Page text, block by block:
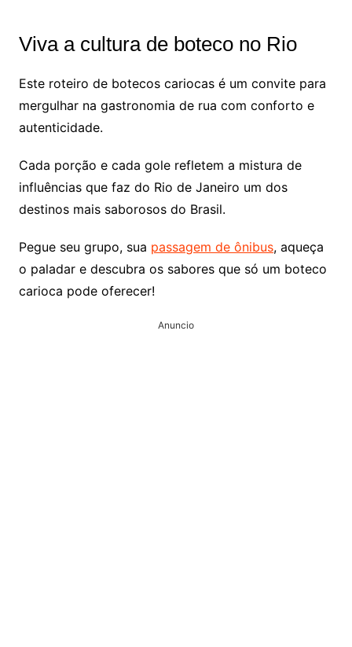
Viva a cultura de boteco no Rio
Este roteiro de botecos cariocas é um convite para
mergulhar na gastronomia de rua com conforto e
autenticidade.
Cada porção e cada gole refletem a mistura de
influências que faz do Rio de Janeiro um dos
destinos mais saborosos do Brasil.
Pegue seu grupo, sua passagem de ônibus, aqueça
o paladar e descubra os sabores que só um boteco
carioca pode oferecer!
Anuncio